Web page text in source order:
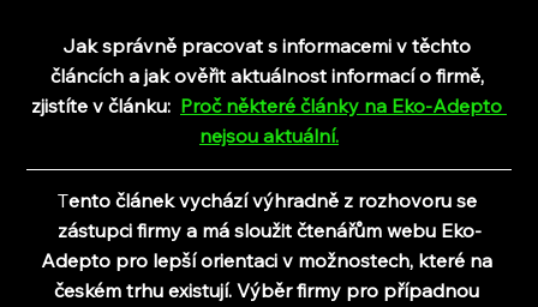
Jak správně pracovat s informacemi v těchto
článcích a jak ověřit aktuálnost informací o firmě,
zjistíte v článku: Proč některé články na Eko-Adepto
nejsou aktuální.
Tento článek vychází výhradně z rozhovoru se
zástupci firmy a má sloužit čtenářům webu Eko-
Adepto pro lepší orientaci v možnostech, které na
českém trhu existují. Výběr firmy pro případnou